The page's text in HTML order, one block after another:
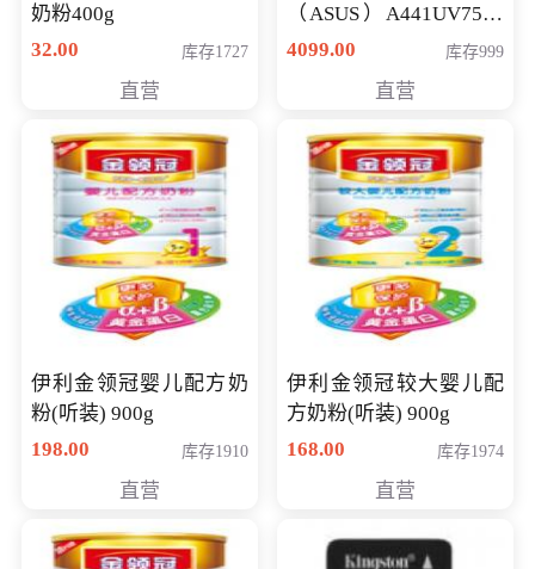
奶粉400g
32.00
库存1727
直营
（ASUS）A441UV7500
顽石（7代i7-7500U 4G
4099.00 库存999
直营
伊利金领冠婴儿配方奶
粉(听装) 900g
198.00
库存1910
直营
伊利金领冠较大婴儿配
方奶粉(听装) 900g
168.00
库存1974
直营